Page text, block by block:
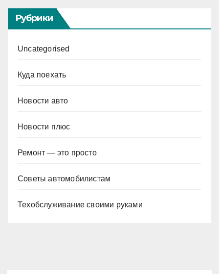
Рубрики
Uncategorised
Куда поехать
Новости авто
Новости плюс
Ремонт — это просто
Советы автомобилистам
Техобслуживание своими руками